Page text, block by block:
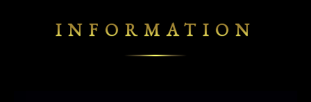
INFORMATION